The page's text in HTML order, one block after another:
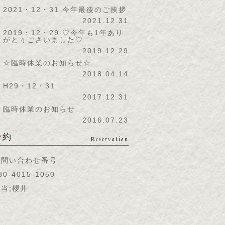
2021・12・31 今年最後のご挨拶
2021.12.31
2019・12・29 ♡今年も1年あり
がとぅございました♡
2019.12.29
☆臨時休業のお知らせ☆
2018.04.14
H29・12・31
2017.12.31
臨時休業のお知らせ
2016.07.23
約 Reservation
い合わせ番号
4015-1050
;櫻井